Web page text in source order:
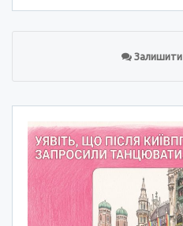
Залишити